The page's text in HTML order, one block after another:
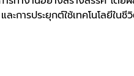
ารประยุกต์ใช้เทคโนโลยีในชี